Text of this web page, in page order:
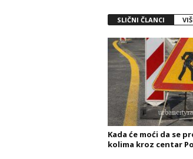
SLIČNI ČLANCI
Kada će moći da se
kolima kroz centar